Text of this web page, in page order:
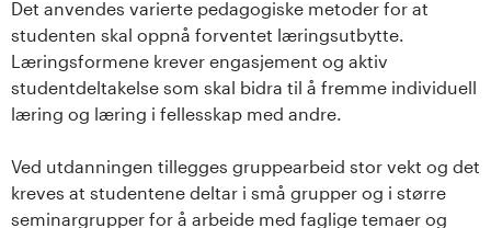
Det anvendes varierte pedagogiske metoder for at
studenten skal oppnå forventet læringsutbytte.
Læringsformene krever engasjement og aktiv
studentdeltakelse som skal bidra til å fremme individuell
læring og læring i fellesskap med andre.
Ved utdanningen tillegges gruppearbeid stor vekt og det
kreves at studentene deltar i små grupper og i større
seminargrupper for å arbeide med faglige temaer og